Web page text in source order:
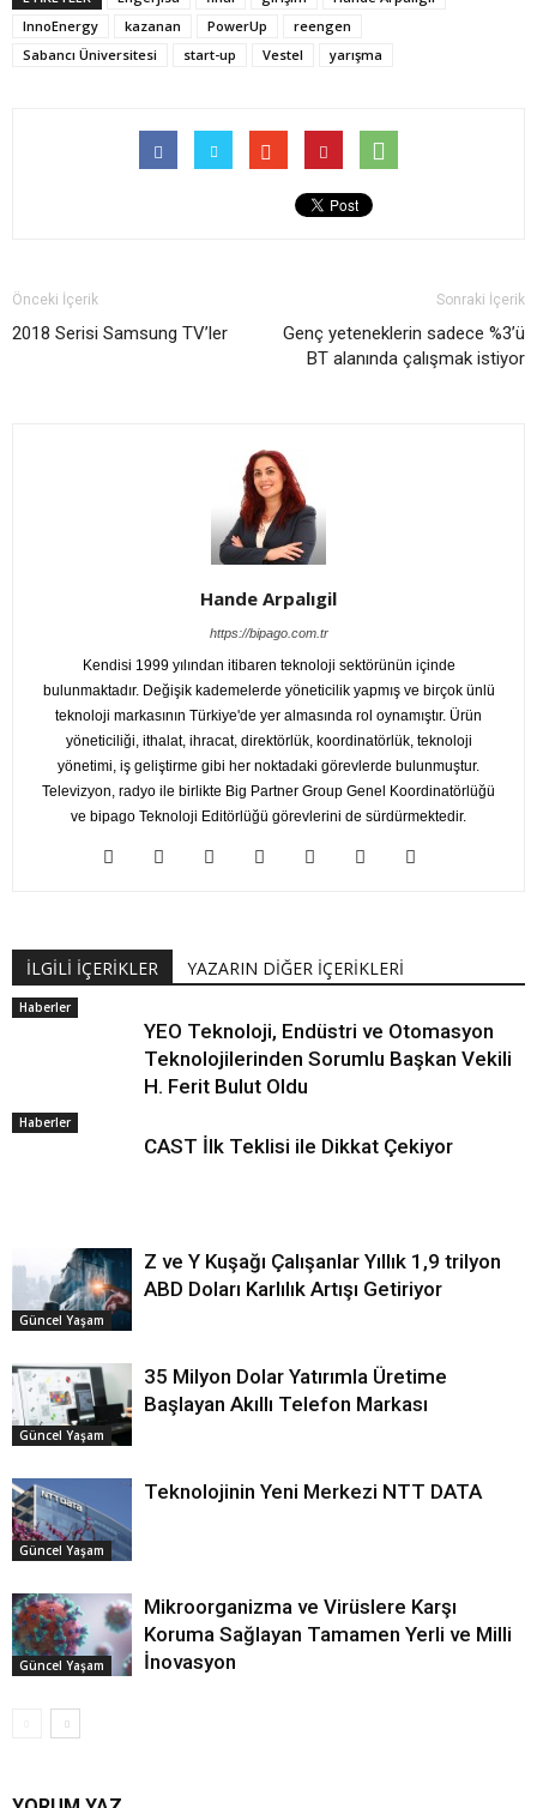
InnoEnergy
kazanan PowerUp
reengen
Sabancı Üniversitesi
start-up Vestel yarışma
Önceki İçerik
2018 Serisi Samsung TV’ler
Sonraki İçerik
Genç yeteneklerin sadece %3’ü
BT alanında çalışmak istiyor
Hande Arpalıgil
https://bipago.com.tr
Kendisi 1999 yılından itibaren teknoloji sektörünün içinde
bulunmaktadır. Değişik kademelerde yöneticilik yapmış ve birçok ünlü
teknoloji markasının Türkiye'de yer almasında rol oynamıştır. Ürün
yöneticiliği, ithalat, ihracat, direktörlük, koordinatörlük, teknoloji
yönetimi, iş geliştirme gibi her noktadaki görevlerde bulunmuştur.
Televizyon, radyo ile birlikte Big Partner Group Genel Koordinatörlüğü
ve bipago Teknoloji Editörlüğü görevlerini de sürdürmektedir.
İLGİLİ İÇERİKLER YAZARIN DİĞER İÇERİKLERİ
Haberler
YEO Teknoloji, Endüstri ve Otomasyon
Teknolojilerinden Sorumlu Başkan Vekili
H. Ferit Bulut Oldu
Haberler
CAST İlk Teklisi ile Dikkat Çekiyor
Güncel Yaşam
Z ve Y Kuşağı Çalışanlar Yıllık 1,9 trilyon
ABD Doları Karlılık Artışı Getiriyor
Güncel Yaşam
35 Milyon Dolar Yatırımla Üretime
Başlayan Akıllı Telefon Markası
Güncel Yaşam
Teknolojinin Yeni Merkezi NTT DATA
Güncel Yaşam
Mikroorganizma ve Virüslere Karşı
Koruma Sağlayan Tamamen Yerli ve Milli
İnovasyon